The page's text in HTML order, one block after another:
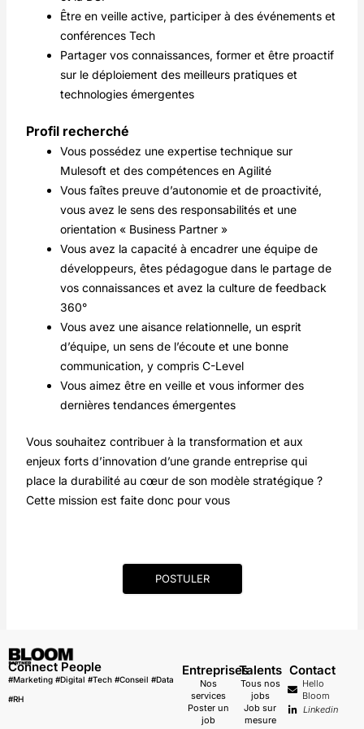
Être en veille active, participer à des événements et
conférences Tech
Partager vos connaissances, former et être proactif
sur le déploiement des meilleurs pratiques et
technologies émergentes
Profil recherché
Vous possédez une expertise technique sur
Mulesoft et des compétences en Agilité
Vous faîtes preuve d’autonomie et de proactivité,
vous avez le sens des responsabilités et une
orientation « Business Partner »
Vous avez la capacité à encadrer une équipe de
développeurs, êtes pédagogue dans le partage de
vos connaissances et avez la culture de feedback
360°
Vous avez une aisance relationnelle, un esprit
d’équipe, un sens de l’écoute et une bonne
communication, y compris C-Level
Vous aimez être en veille et vous informer des
dernières tendances émergentes
Vous souhaitez contribuer à la transformation et aux
enjeux forts d’innovation d’une grande entreprise qui
place la durabilité au cœur de son modèle stratégique ?
Cette mission est faite donc pour vous
POSTULER
Connect People
#Marketing #Digital #Tech #Conseil #Data
#RH
Entreprises
Nos
services
Poster un
job
Talents
Tous nos
jobs
Job sur
mesure
Contact
Hello
Bloom
Linkedin